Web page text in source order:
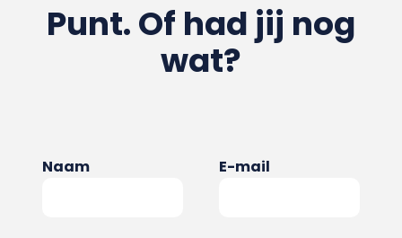
Punt. Of had jij nog
wat?
Naam E-mail